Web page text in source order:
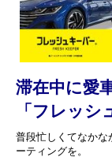
滞在中に愛
「フレッシ
普段忙しくてなか
ーティングを。